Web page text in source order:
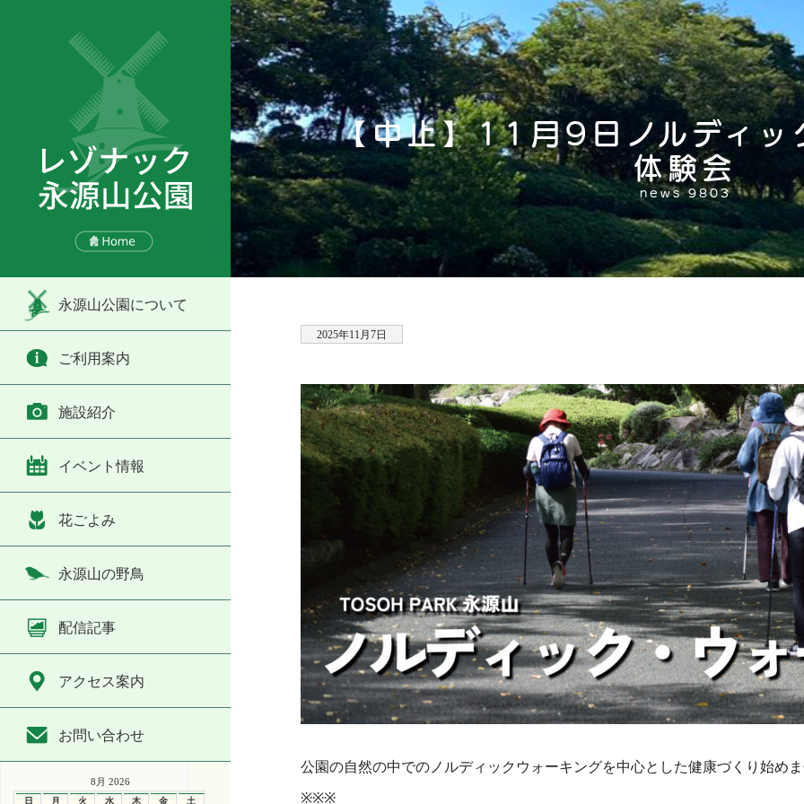
永源山公園について
ご利用案内
施設紹介
イベント情報
花ごよみ
永源山の野鳥
配信記事
アクセス案内
お問い合わせ
8月 2026
日 月 火 水 木 金 土
【中止】11月9日ノルディッ
体験会
news 9803
2025年11月7日
公園の自然の中でのノルディックウォーキングを中心とした健康づくり始め
※※※